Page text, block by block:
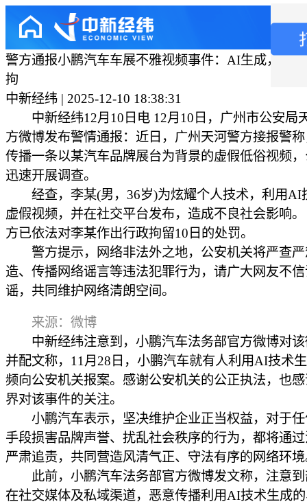
警方通报小鹏汽车车展不雅视频事件：AI生成，涉
拘
中新经纬 | 2025-12-10 18:38:31
中新经纬12月10日电 12月10日，广州市公安局
方微博发布警情通报：近日，广州天河警方接报警
传播一条以某汽车品牌展台为背景的虚假低俗视频
迅速开展调查。
经查，李某(男，36岁)为炫耀个人技术，利用AI
虚假视频，并在社交平台发布，造成不良社会影响
方已依法对李某作出行政拘留10日的处罚。
警方提示，网络非法外之地，公安机关将严查严
造、传播网络谣言等违法犯罪行为，请广大网友不
谣，共同维护网络清朗空间。
来源：微博
中新经纬注意到，小鹏汽车法务部官方微博对该
并配文称，11月28日，小鹏汽车就有人利用AI技术
频向公安机关报案。感谢公安机关的公正执法，也
界对该事件的关注。
小鹏汽车表示，坚决维护企业正当权益，对于任
手段损害品牌声誉、扰乱社会秩序的行为，都将通
严肃追责，共同营造风清气正、守法有序的网络环
此前，小鹏汽车法务部官方微博发文称，注意到
在社交媒体及私域渠道，恶意传播利用AI技术生成